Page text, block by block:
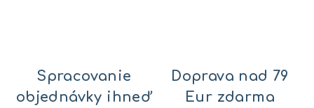
Spracovanie
objednávky ihneď
Doprava nad 79
Eur zdarma